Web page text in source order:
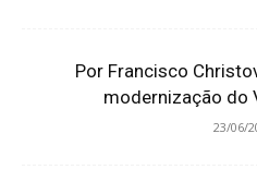
Por Francisco
modernização do
23/06/